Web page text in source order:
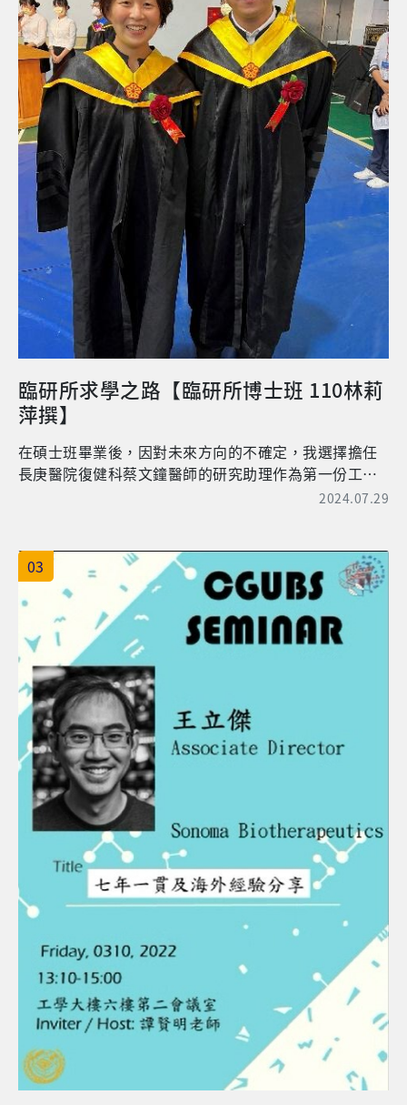
悉的專業領域，更加深地認識醫療、社工、教育三方不
同的觀點，有助於未來在實務上，落實早期療育跨領域
的協同合作，提供更專業且適切的服務給孩子和家長。
雖然我已畢業多年，但仍對所上每位教授的親切記憶猶
新，長庚上課風氣開放。教授們鼓勵學生發問及分享專
業或是生活上的見解，整個課程氣氛融洽而且討論熱
烈，讓很容易怯場的我，慢慢地克服上台報告和演講的
困難，真的是收穫良多。 在學期間，除了感謝我的指導
教授康琳茹老師，同時也感念一起奮鬥互相打氣的同學
們，也深深體悟到了以家庭為中心之早期療育重要性，
支持家庭掌握個人和孩子的優勢，賦予家長親職能力，
也和家長一起見證孩子成長的喜悅，這些養分滋養著
我，鼓勵我繼續在早療專業職能服務。 畢業銜接臨床 在
研究所畢業後，很幸運地到新北市立聯合醫院兒童發展
聯合評估暨療育中心服務，應用所學提供以家庭為中心
的療育課程。現在的我，在醫院和不同專業領域的同事
們溝通更加地暢通，也比以前可以更快速地釐清孩子的
問題，了解孩子和家長所需的社會資源和社工服務，提
供家長容易理解及可執行的衛教諮詢，和支持家長的自
我效能。療育課程結束後，和家長一起討論適合帶孩子
在家做的居家活動，在日常生活中的每個環節，都是促
進孩子成長和學習的機會。下次療育課程再一起討論、
修正、回饋，共享親子成長的甘甜，家長眼神中流露出
慰。目前我參與了兩場醫院主辦的親職講座，在講座
上，以簡單明瞭的語言讓一般民眾了解兒童的動作發
展，同時也分享個人實務經驗及提供適切的居家活動建
議，這些都是在長庚大學早期療育研究所磨練後的成長
與蛻變。希望未來我可以繼續保持正向積極的態度，為
兒童早療領域貢獻微薄之力。 【劉校友目前任職於新北
市立聯合醫院兒童發展聯合評估暨療育中心擔任物理治
療師】 ▲親職講座:簡介粗大動作發展與實際演練
臨研所求學之路【臨研所博士班 110林莉
萍撰】
在碩士班畢業後，因對未來方向的不確定，我選擇擔任
長庚醫院復健科蔡文鐘醫師的研究助理作為第一份工
作，蔡醫師是臨床醫學研究所(以下簡稱臨研所)蘇中慧老
在擔任研究助理的兩年中，與老師及復健科醫師們合作
愉快，加上實驗主題有趣，因而激起我對研究的興趣，
也萌生了繼續進修的念頭。過往長庚臨研所博士班僅招
收臨床醫師，所上教授與臨床醫師有非常多的合作經
驗，由於全國臨研所大多開放一般生招生，因應趨勢並
增加學生生來源，長庚臨研所在民國105年經教育部核准
通過招收醫師以外的一般生(醫學或生命科學相關科系的
學生)，蔡醫師及蘇老師也十分鼓勵我攻讀博士班。因此
我成為長庚臨研所第一屆博士班一般生，內心充滿期
待。 臨研所的課程多元，實作和理論並重，只要有任何
新的研究結果發表或技術推出，授課老師們會即時更新
於教材中，並且加入實驗課程帶我們實際操作。在求學
過程中常和來自不同領域就讀醫師討論彼此的研究方
向，互相學習。遇到任何研究上的問題，不管是指導教
授，或是所上其他老師們總是認真地與我討論解決方
案，令我收穫良多。在臨研所每學期皆會安排專題討
論，報告自己的研究進度，所長、老師及同學們皆會參
與，給予中肯的建議並訓練英文口說簡報能力。因我其
中一位指導教授為復健科醫師，所以我的研究方向與運
動傷害有關，主要為他汀類藥物及非類固醇抗發炎藥對
受傷肌肉癒合的影響，他汀類藥物為降血脂用藥，非類
固醇抗發炎藥則是常用於治療肌肉損傷後的疼痛，兩種
藥物都是常用藥物，研究證實這兩種藥物會影響肌細胞
的增生及移行，進而干擾肌肉癒合。 研究之路看似平穩
卻也充滿挑戰，以往的基礎研究與臨床應用相差甚遠，
2024.07.29
03